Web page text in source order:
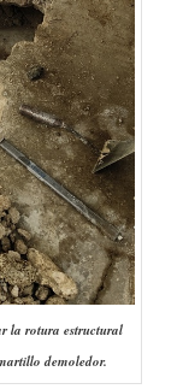
la rotura estructural
demoledor.